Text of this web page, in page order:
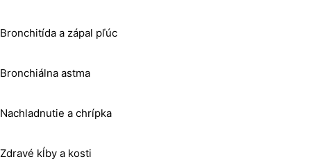
Bronchitída a zápal pľúc
Bronchiálna astma
Nachladnutie a chrípka
Zdravé kĺby a kosti